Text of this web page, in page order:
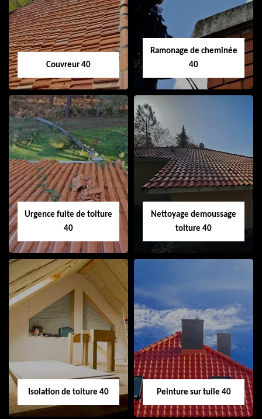
Couvreur 40
Couvreur 40
Ramonage de cheminée
40
Ramonage de
cheminée 40
Urgence fuite de toiture
40
Urgence fuite de
toiture 40
Nettoyage demoussage
toiture 40
Nettoyage
demoussage
toiture 40
Isolation de toiture 40 Peinture sur tuile 40